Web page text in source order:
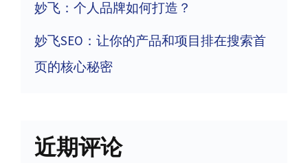
妙飞：个人品牌如何打造？
妙飞SEO：让你的产品和项目排在搜索首
页的核心秘密
近期评论